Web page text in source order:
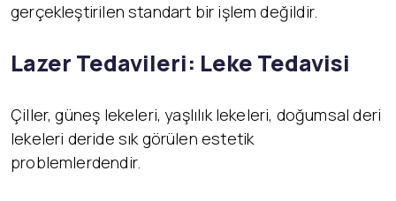
gerçekleştirilen standart bir işlem değildir.
Lazer Tedavileri: Leke Tedavisi
Çiller, güneş lekeleri, yaşlılık lekeleri, doğumsal deri
lekeleri deride sık görülen estetik
problemlerdendir.